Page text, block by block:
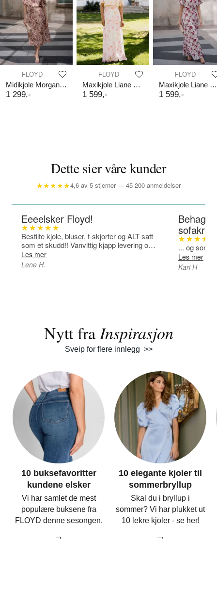
FLOYD
Midikjole Morgan Flores
1 299,-
FLOYD
Maxikjole Liane V Viola
1 599,-
FLOYD
Maxikjole Liane Elly
1 599,-
Dette sier våre kunder
★★★★★4,6 av 5 stjerner — 45 200 anmeldelser
Eeeelsker Floyd!
★★★★★
Bestilte kjole, bluser, t-skjorter og ALT satt
som et skudd!! Vanvittig kjapp levering og
alle plaggene er såå fine! Takk <3
Lene H.
★★★★★
... og som
Kari H
Nytt fraInspirasjon
Sveip for flere innlegg >>
10 buksefavoritter
kundene elsker
Vi har samlet de mest
populære buksene fra
FLOYD denne sesongen.
→
10 elegante kjoler til
sommerbryllup
Skal du i bryllup i
sommer? Vi har plukket ut
10 lekre kjoler - se her!
→